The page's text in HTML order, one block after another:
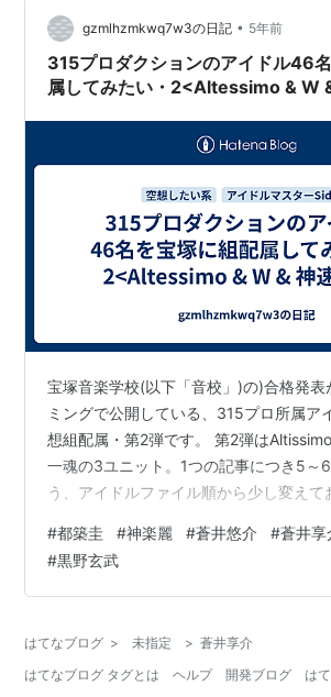
gzmlhzmkwq7w3の日記 • 5年前
315プロダクションのアイドル46
属してみたい・2<Altessimo & W
宝塚音楽学校(以下「音校」)の)合格発表
ミングで公開している、315プロ所属ア
想組配属・第2弾です。 第2弾は
一魂の3ユニット。1つの記事につき5～
う、アイドルファイル順から少し変えて
年前の空想(年表形式)がベースになって
て文章量が多い部分もあります。 せっか
になるならどんな感じになるかについて
とも書いておりますのでご注意ください
作品も考えまし…
#都築圭 #神楽麗 #蒼井悠介 #蒼井享
#黒野玄武
はてなブログ > 未指定 > 蒼井享介
はてなブログ タグとは
ヘルプ 開発ブログ は